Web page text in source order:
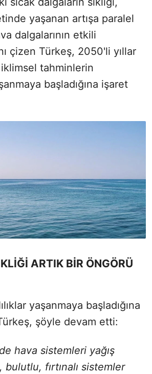
yaşanan artışa paralel
dalgalarının etkili
çizen Türkeş, 2050'li yıllar
tahminlerin
başladığına işaret
ARTIK BİR ÖNGÖRÜ
yaşanmaya başladığına
şöyle devam etti:
hava sistemleri yağış
bulutlu, fırtınalı sistemler